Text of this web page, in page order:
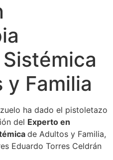
Familia
ha dado el pistoletazo
del Experto en
de Adultos y Familia,
Eduardo Torres Celdrán